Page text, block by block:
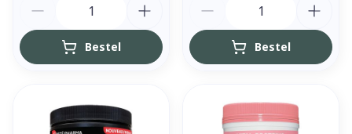
Bestel Bestel